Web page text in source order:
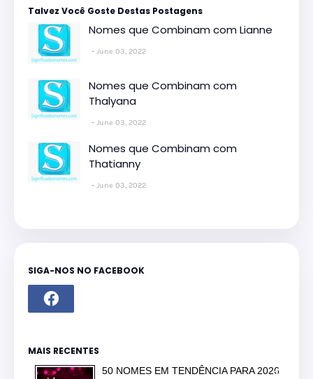
Talvez Você Goste Destas Postagens
Nomes que Combinam com Lianne
June 03, 2022
Nomes que Combinam com
Thalyana
June 03, 2022
Nomes que Combinam com
Thatianny
June 03, 2022
SIGA-NOS NO FACEBOOK
MAIS RECENTES
50 NOMES EM TENDÊNCIA PARA 2026